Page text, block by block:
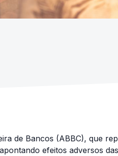
de Bancos (ABBC), que
efeitos adversos